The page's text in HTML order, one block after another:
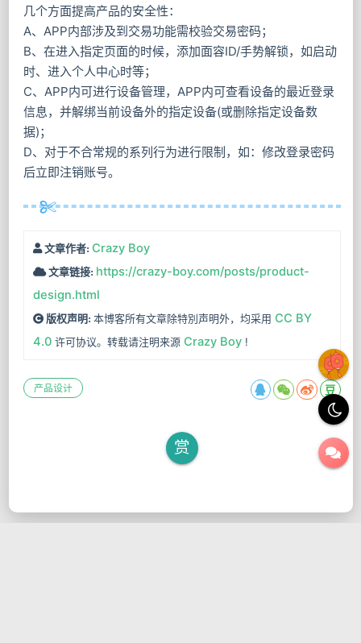
几个方面提高产品的安全性：
A、APP内部涉及到交易功能需校验交易密码；
B、在进入指定页面的时候，添加面容ID/手势解锁，如启动
时、进入个人中心时等；
C、APP内可进行设备管理，APP内可查看设备的最近登录
信息，并解绑当前设备外的指定设备(或删除指定设备数
据)；
D、对于不合常规的系列行为进行限制，如：修改登录密码
后立即注销账号。
文章作者: Crazy Boy
文章链接: https://crazy-boy.com/posts/product-
design.html
版权声明: 本博客所有文章除特別声明外，均采用 CC BY
4.0许可协议。转载请注明来源 Crazy Boy!
产品设计
赏